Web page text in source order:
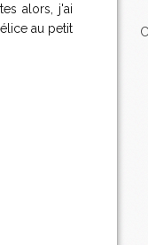
alors, j'ai
au petit
i